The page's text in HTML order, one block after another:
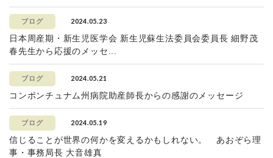
ブログ 2024.05.23
日本周産期・新生児医学会 新生児蘇生法委員会委員長 細野茂
春先生から応援のメッセ...
ブログ 2024.05.21
コンポンチュナム州病院助産師長からの感謝のメッセージ
ブログ 2024.05.19
信じることが世界の何かを変えるかもしれない。 あおぞら理
事・事務局長 大音雄真